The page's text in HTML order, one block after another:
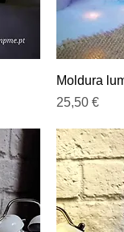
Moldura
Preço
25,50 €